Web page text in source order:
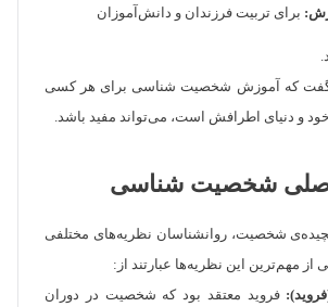
برای تربیت فرزندان و دانش‌آموزان
گفت که آموزش شخصیت شناسی برای هر کسی
و دنیای اطرافش است، می‌تواند مفید باشد.
شخصیت شناسی
شخصیت، روانشناسان نظریه‌های مختلفی
از مهم‌ترین این نظریه‌ها عبارتند از:
فروید معتقد بود که شخصیت در دوران